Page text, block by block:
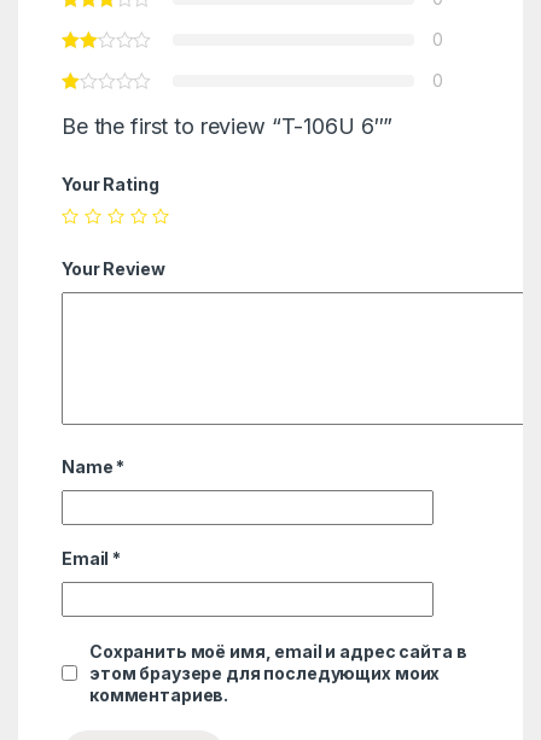
0
0
Be the first to review “T-106U 6″”
Your Rating
Your Review
Name *
Email *
Сохранить моё имя, email и адрес сайта в
этом браузере для последующих моих
комментариев.